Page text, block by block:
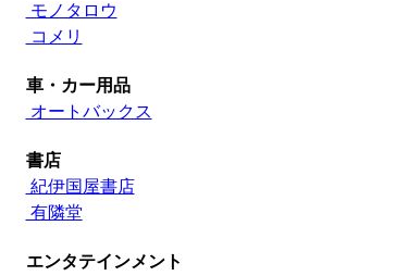
モノタロウ
コメリ
車・カー用品
オートバックス
書店
紀伊国屋書店
有隣堂
エンタテインメント